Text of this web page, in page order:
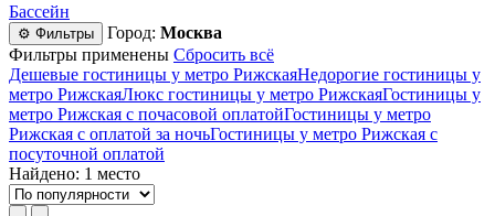
Бассейн
⚙ Фильтры Город: Москва
Фильтры применены Сбросить всё
Дешевые гостиницы у метро РижскаяНедорогие гостиницы у
метро РижскаяЛюкс гостиницы у метро РижскаяГостиницы у
метро Рижская c почасовой оплатойГостиницы у метро
Рижская с оплатой за ночьГостиницы у метро Рижская c
посуточной оплатой
Найдено: 1 место